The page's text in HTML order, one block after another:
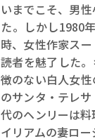
いまでこそ、男
た。しかし1980
時、女性作家ス
読者を魅了した
徴のない白人女
のサンタ・テレ
代のヘンリーは
イリアムの妻ロ